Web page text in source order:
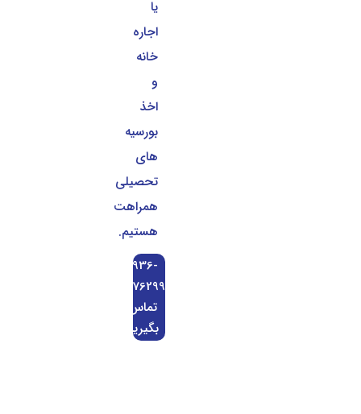
یا
اجاره
خانه
و
اخذ
بورسیه
های
تحصیلی
همراهت
هستیم.
0936-
0676299
تماس
بگیرید